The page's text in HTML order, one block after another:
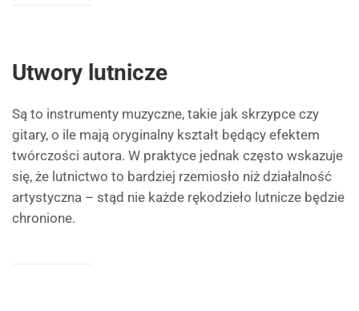
Utwory lutnicze
Są to instrumenty muzyczne, takie jak skrzypce czy
gitary, o ile mają oryginalny kształt będący efektem
twórczości autora. W praktyce jednak często wskazuje
się, że lutnictwo to bardziej rzemiosło niż działalność
artystyczna – stąd nie każde rękodzieło lutnicze będzie
chronione.